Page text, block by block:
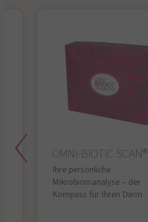
OMNi-BiOTiC SCAN®
Ihre persönliche
Mikrobiomanalyse – der
Kompass für Ihren Darm